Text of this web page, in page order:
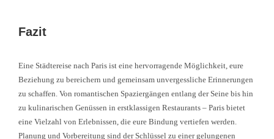
Fazit
Eine Städtereise nach Paris ist eine hervorragende Möglichkeit, eure
Beziehung zu bereichern und gemeinsam unvergessliche Erinnerungen
zu schaffen. Von romantischen Spaziergängen entlang der Seine bis hin
zu kulinarischen Genüssen in erstklassigen Restaurants – Paris bietet
eine Vielzahl von Erlebnissen, die eure Bindung vertiefen werden.
Planung und Vorbereitung sind der Schlüssel zu einer gelungenen